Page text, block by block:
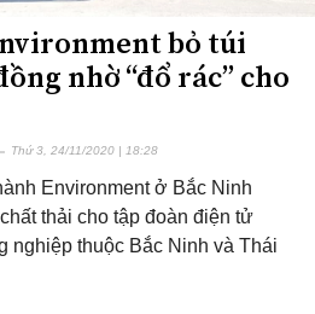
bỏ túi
nhờ “đổ rác” cho
Thứ 3, 24/11/2020 | 18:28
Environment ở Bắc Ninh
thải cho tập đoàn điện tử
nghiệp thuộc Bắc Ninh và Thái